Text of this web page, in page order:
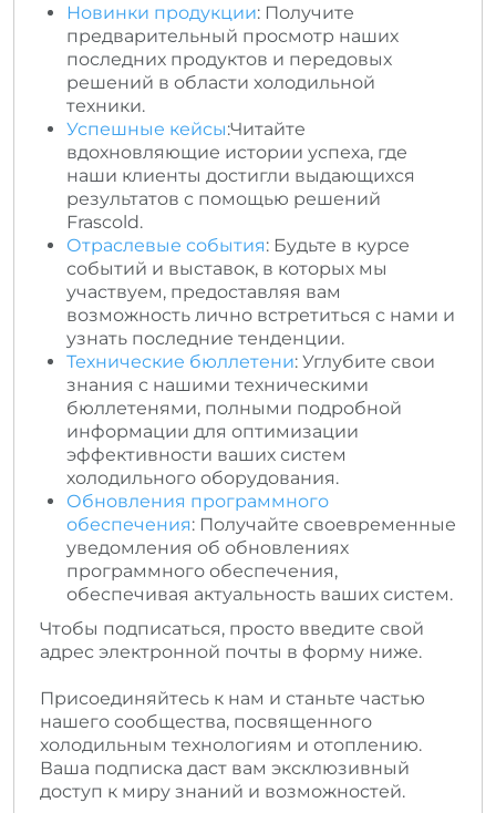
Новинки продукции: Получите
предварительный просмотр наших
последних продуктов и передовых
решений в области холодильной
техники.
Успешные кейсы:Читайте
вдохновляющие истории успеха, где
наши клиенты достигли выдающихся
результатов с помощью решений
Frascold.
Отраслевые события: Будьте в курсе
событий и выставок, в которых мы
участвуем, предоставляя вам
возможность лично встретиться с нами и
узнать последние тенденции.
Технические бюллетени: Углубите свои
знания с нашими техническими
бюллетенями, полными подробной
информации для оптимизации
эффективности ваших систем
холодильного оборудования.
Обновления программного
обеспечения: Получайте своевременные
уведомления об обновлениях
программного обеспечения,
обеспечивая актуальность ваших систем.
Чтобы подписаться, просто введите свой
адрес электронной почты в форму ниже.
Присоединяйтесь к нам и станьте частью
нашего сообщества, посвященного
холодильным технологиям и отоплению.
Ваша подписка даст вам эксклюзивный
доступ к миру знаний и возможностей.